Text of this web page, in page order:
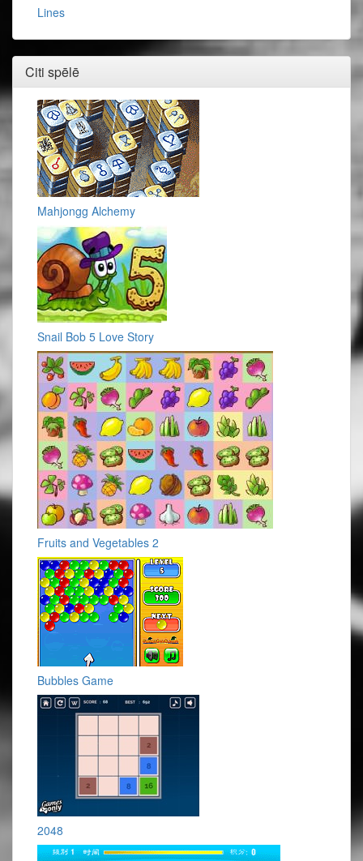
Lines
Citi spēlē
Mahjongg Alchemy
Snail Bob 5 Love Story
Fruits and Vegetables 2
Bubbles Game
2048